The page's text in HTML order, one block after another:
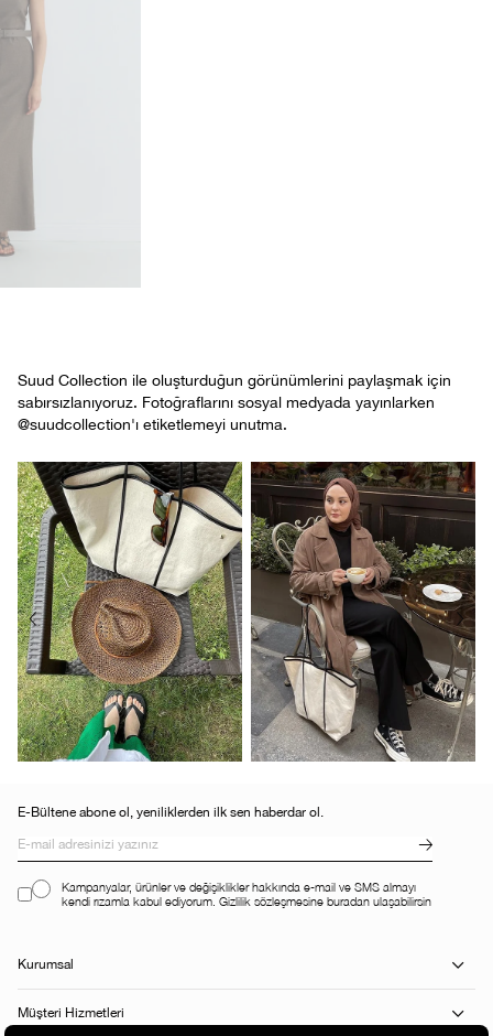
Suud Collection ile oluşturduğun görünümlerini paylaşmak için
sabırsızlanıyoruz. Fotoğraflarını sosyal medyada yayınlarken
@suudcollection'ı etiketlemeyi unutma.
E-Bültene abone ol, yeniliklerden ilk sen haberdar ol.
Kampanyalar, ürünler ve değişiklikler hakkında e-mail ve SMS almayı
kendi rızamla kabul ediyorum. Gizlilik sözleşmesine buradan ulaşabilirsin
Kurumsal
Müşteri Hizmetleri